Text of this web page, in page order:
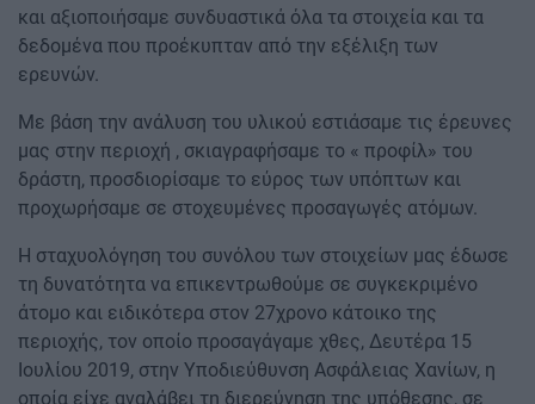
και αξιοποιήσαμε συνδυαστικά όλα τα στοιχεία και τα
δεδομένα που προέκυπταν από την εξέλιξη των
ερευνών.
Με βάση την ανάλυση του υλικού εστιάσαμε τις έρευνες
μας στην περιοχή , σκιαγραφήσαμε το « προφίλ» του
δράστη, προσδιορίσαμε το εύρος των υπόπτων και
προχωρήσαμε σε στοχευμένες προσαγωγές ατόμων.
Η σταχυολόγηση του συνόλου των στοιχείων μας έδωσε
τη δυνατότητα να επικεντρωθούμε σε συγκεκριμένο
άτομο και ειδικότερα στον 27χρονο κάτοικο της
περιοχής, τον οποίο προσαγάγαμε χθες, Δευτέρα 15
Ιουλίου 2019, στην Υποδιεύθυνση Ασφάλειας Χανίων, η
οποία είχε αναλάβει τη διερεύνηση της υπόθεσης, σε